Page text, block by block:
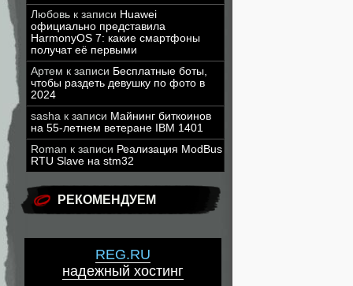
Любовь к записи Huawei
официально представила
HarmonyOS 7: какие смартфоны
получат её первыми
Артем к записи Бесплатные боты,
чтобы раздеть девушку по фото в
2024
sasha к записи Майнинг биткоинов
на 55-летнем ветеране IBM 1401
Roman к записи Реализация ModBus
RTU Slave на stm32
РЕКОМЕНДУЕМ
REG.RU
надежный хостинг